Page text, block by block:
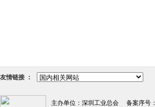
友情链接 ：
主办单位：深圳工业总会 备案序号：